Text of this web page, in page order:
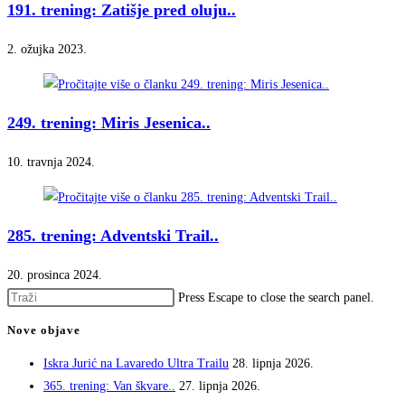
191. trening: Zatišje pred oluju..
2. ožujka 2023.
249. trening: Miris Jesenica..
10. travnja 2024.
285. trening: Adventski Trail..
20. prosinca 2024.
Press Escape to close the search panel.
Nove objave
Iskra Jurić na Lavaredo Ultra Trailu 28. lipnja 2026.
365. trening: Van škvare..
27. lipnja 2026.